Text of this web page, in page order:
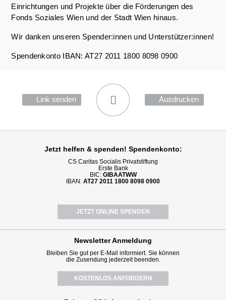
Einrichtungen und Projekte über die Förderungen des
Fonds Soziales Wien und der Stadt Wien hinaus.
Wir danken unseren Spender:innen und Unterstützer:innen!
Spendenkonto IBAN: AT27 2011 1800 8098 0900
Link senden Ausdrucken
Jetzt helfen & spenden! Spendenkonto:
CS Caritas Socialis Privatstiftung
Erste Bank
BIC: GIBAATWW
IBAN: AT27 2011 1800 8098 0900
JETZT ONLINE SPENDEN
NewsletterAnmeldung
Bleiben Sie gut per E-Mail informiert. Sie können
die Zusendung jederzeit beenden.
KOSTENLOS ANFORDERN